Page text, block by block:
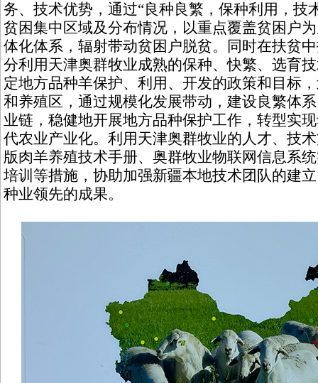
务、技术优势，通过“良种良繁，保种利用，技
贫困集中区域及分布情况，以重点覆盖贫困户
体化体系，辐射带动贫困户脱贫。同时在扶贫
分利用天津奥群牧业成熟的保种、快繁、选育
定地方品种羊保护、利用、开发的政策和目标
和养殖区，通过规模化发展带动，建设良繁体
业链，稳健地开展地方品种保护工作，转型实
代农业产业化。利用天津奥群牧业的人才、技
版肉羊养殖技术手册、奥群牧业物联网信息系
培训等措施，协助加强新疆本地技术团队的建
种业领先的成果。